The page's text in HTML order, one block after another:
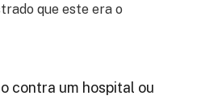
que este era o
contra um hospital ou